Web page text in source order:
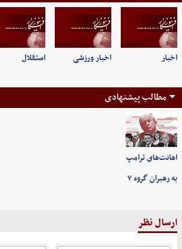
اخبار اخبار ورزشی استقلال
مطالب پیشنهادی
اهانت‌های ترامپ
به رهبران گروه ۷
ارسال نظر